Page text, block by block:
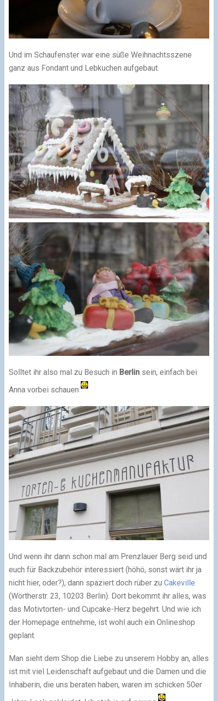
Und im Schaufenster war eine süße Weihnachtsszene
ganz aus Fondant und Lebkuchen aufgebaut.
Solltet ihr also mal zu Besuch in Berlinsein, einfach bei
Anna vorbei schauen
Und wenn ihr dann schon mal am Prenzlauer Berg seid und
euch für Backzubehör interessiert (höhö, sonst wärt ihr ja
nicht hier, oder?), dann spaziert doch rüber zu Cakeville
(Wörtherstr. 23, 10203 Berlin). Dort bekommt ihr alles, was
das Motivtorten- und Cupcake-Herz begehrt. Und wie ich
der Homepage entnehme, ist wohl auch ein Onlineshop
geplant.
Man sieht dem Shop die Liebe zu unserem Hobby an, alles
ist mit viel Leidenschaft aufgebaut und die Damen und die
Inhaberin, die uns beraten haben, waren im schicken 50er